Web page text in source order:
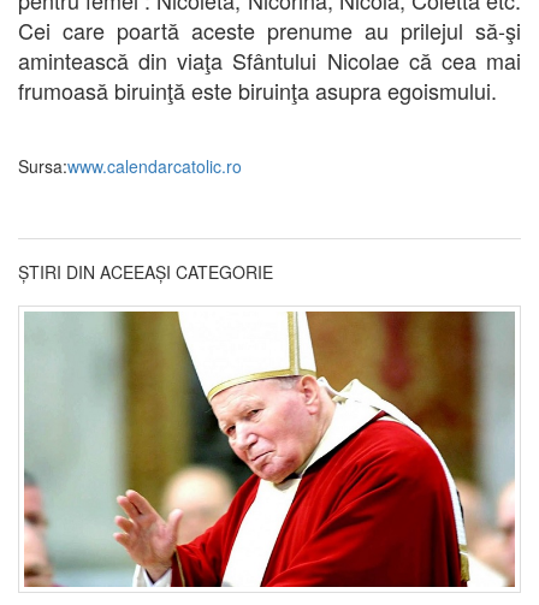
Cei care poartă aceste prenume au prilejul să-şi
amintească din viaţa Sfântului Nicolae că cea mai
frumoasă biruinţă este biruinţa asupra egoismului.
Sursa:www.calendarcatolic.ro
ȘTIRI DIN ACEEAȘI CATEGORIE